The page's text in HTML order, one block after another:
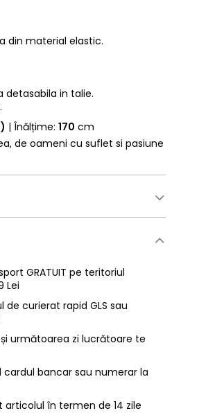
din material elastic.
detasabila in talie.
| Înălțime:170 cm
de oameni cu suflet si pasiune
GRATUIT pe teritoriul
Lei
curierat rapid GLS sau
următoarea zi lucrătoare te
bancar sau numerar la
în termen de 14 zile